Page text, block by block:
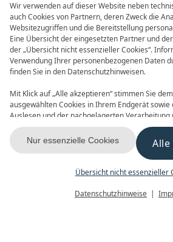
Wir verwenden auf dieser Website neben
auch Cookies von Partnern, deren Zweck die
Websitezugriffen und die Bereitstellung
Eine Übersicht der eingesetzten Partner und
der „Übersicht nicht essenzieller Cookies“.
Verwendung Ihrer personenbezogenen Daten
finden Sie in den Datenschutzhinweisen.
Mit Klick auf „Alle akzeptieren“ stimmen Sie
ausgewählten Cookies in Ihrem Endgerät
Auslesen und der nachgelagerten
Daten (z.B. Ihrer IP-Adresse) durch uns und
Sie damit nicht einverstanden sind, klicken Sie
Cookies“. Eine individuelle Auswahl können Sie
essenzieller Cookies“ tätigen. Sie können Ihre
dieser Website oder in den
Nur essenzielle Cookies
Übersicht nicht essenzieller
Datenschutzhinweise
GutscheineBuchen
ONLINE BUCHEN
GUTSCHEINE